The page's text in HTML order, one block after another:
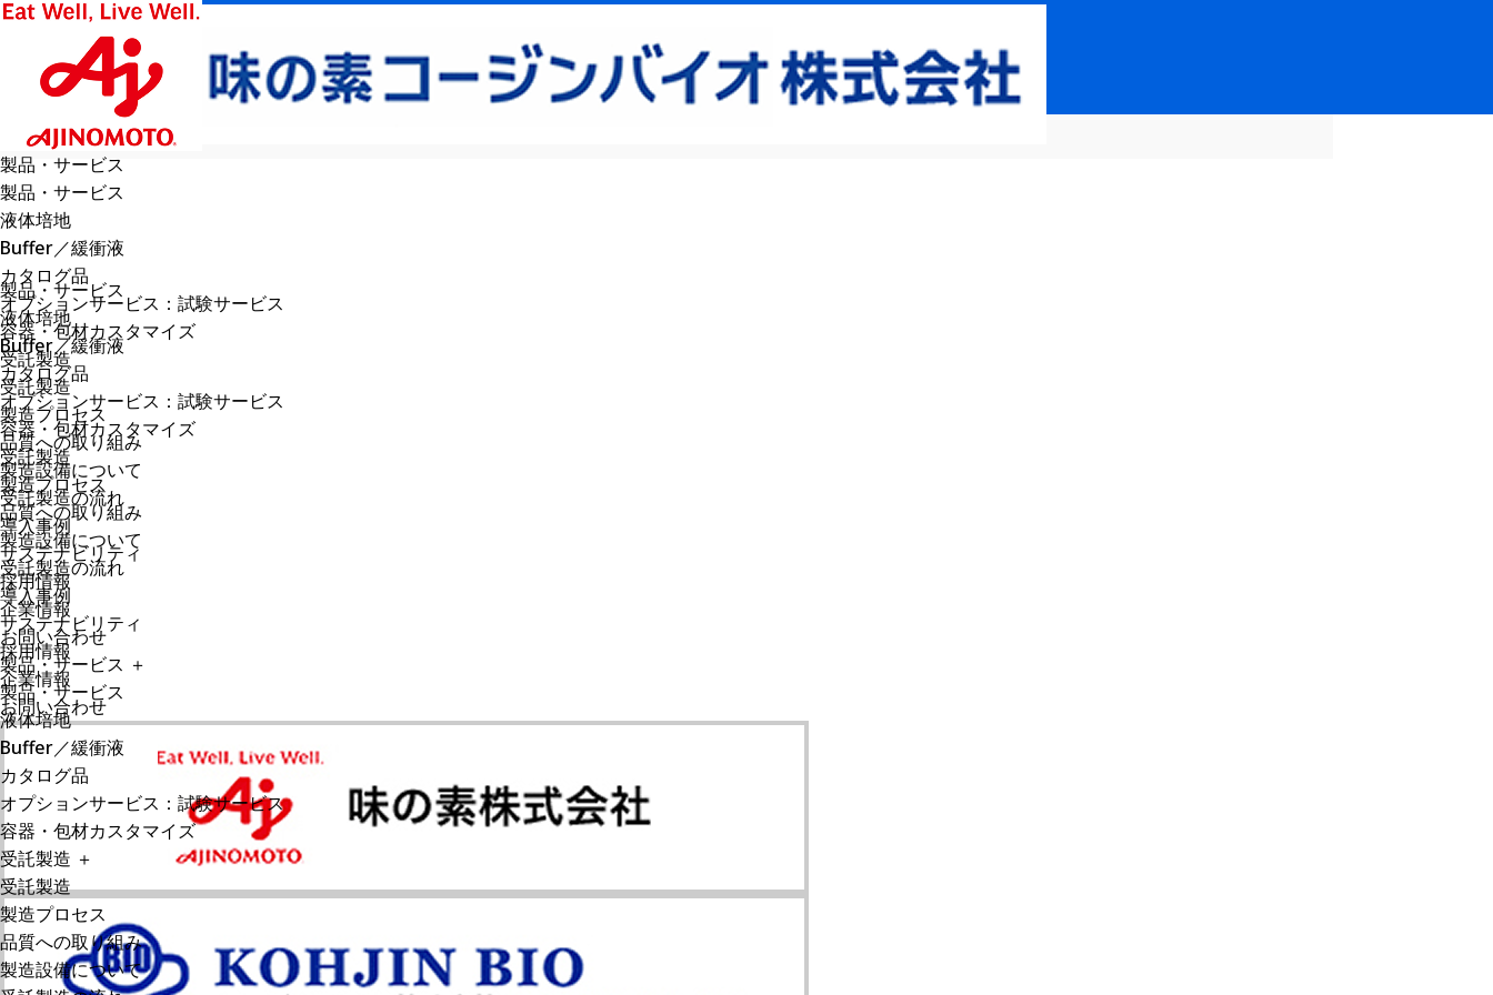
製品・サービス
製品・サービス
液体培地
Buffer／緩衝液
カタログ品
オプションサービス：試験サービス
容器・包材カスタマイズ
受託製造
受託製造
製造プロセス
品質への取り組み
製造設備について
受託製造の流れ
導入事例
サステナビリティ
採用情報
企業情報
お問い合わせ
製品・サービス ＋
製品・サービス
液体培地
Buffer／緩衝液
カタログ品
オプションサービス：試験サービス
容器・包材カスタマイズ
受託製造 ＋
受託製造
製造プロセス
品質への取り組み
製造設備について
製品・サービス
液体培地
Buffer／緩衝液
カタログ品
オプションサービス：試験サービス
容器・包材カスタマイズ
受託製造
製造プロセス
品質への取り組み
製造設備について
受託製造の流れ
導入事例
サステナビリティ
採用情報
企業情報
お問い合わせ